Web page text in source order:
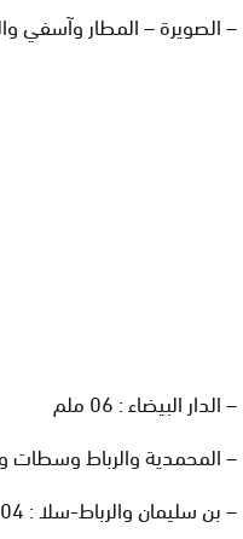
– الصويرة – المطار وآسفي
– الدار البيضاء : 06 ملم
– المحمدية والرباط وسطات وتيط
– بن سليمان والرباط-سلا : 04 ملم